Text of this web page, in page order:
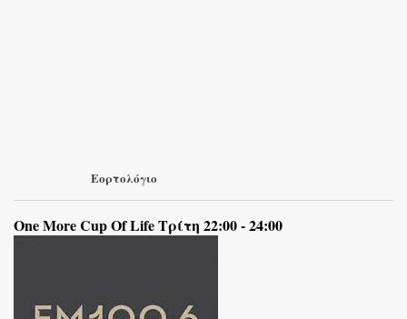
Εορτολόγιο
One More Cup Of Life Τρίτη 22:00 - 24:00